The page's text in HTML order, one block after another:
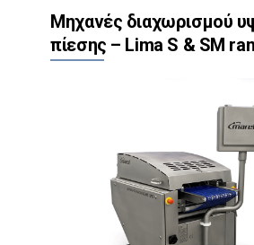
Μηχανές διαχωρισμού
πίεσης – Lima S & SM